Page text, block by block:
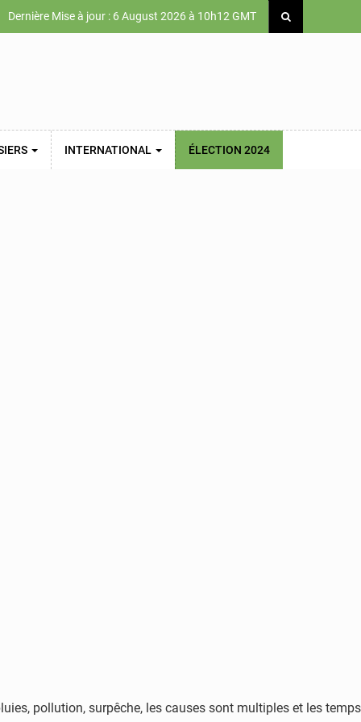
Dernière Mise à jour : 6 August 2026 à 10h12 GMT
INTERNATIONAL ÉLECTION 2024
pollution, surpêche, les causes sont multiples et les temps